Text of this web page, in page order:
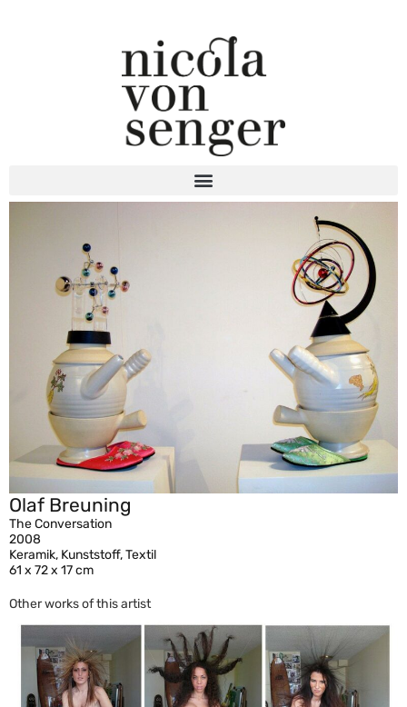
Olaf Breuning
The Conversation
2008
Keramik, Kunststoff, Textil
61 x 72 x 17 cm
Other works of this artist